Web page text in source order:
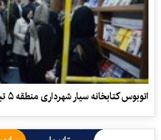
اتوبوس کتابخانه سیار شهرداری منطقه ۵ تبریز رونمایی شد